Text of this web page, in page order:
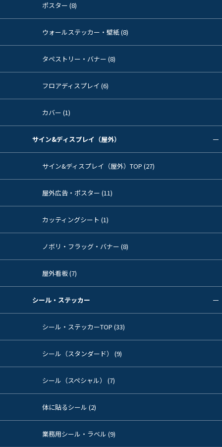
ポスター (8)
ウォールステッカー・壁紙 (8)
タペストリー・バナー (8)
フロアディスプレイ (6)
カバー (1)
サイン&ディスプレイ（屋外）
サイン&ディスプレイ（屋外）TOP (27)
屋外広告・ポスター (11)
カッティングシート (1)
ノボリ・フラッグ・バナー (8)
屋外看板 (7)
シール・ステッカー
シール・ステッカーTOP (33)
シール（スタンダード） (9)
シール（スペシャル） (7)
体に貼るシール (2)
業務用シール・ラベル (9)